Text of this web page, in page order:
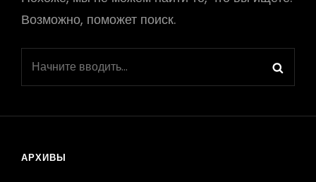
Возможно, поможет поиск.
АРХИВЫ